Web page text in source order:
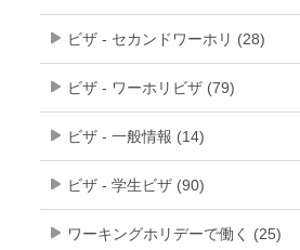
ビザ - セカンドワーホリ (28)
ビザ - ワーホリビザ (79)
ビザ - 一般情報 (14)
ビザ - 学生ビザ (90)
ワーキングホリデーで働く (25)